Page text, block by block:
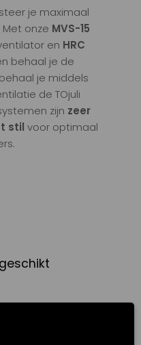
je maximaal
onze MVS-15
en HRC
behaal je de
je middels
de TOjuli
zijn zeer
stil voor optimaal